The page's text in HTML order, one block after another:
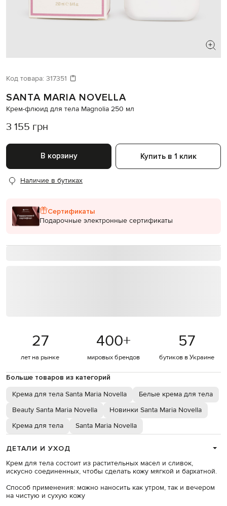
Код товара: 317351
SANTA MARIA NOVELLA
Крем-флюид для тела Magnolia 250 мл
3 155 грн
В корзину Купить в 1 клик
Наличие в бутиках
Сертификаты
Подарочные электронные сертификаты
27
лет на рынке
400+
мировых брендов
57
бутиков в Украине
Больше товаров из категорий
Крема для тела Santa Maria Novella
Белые крема для тела
Beauty Santa Maria Novella
Новинки Santa Maria Novella
Крема для тела
Santa Maria Novella
ДЕТАЛИ И УХОД
Крем для тела состоит из растительных масел и сливок,
искусно соединенных, чтобы сделать кожу мягкой и бархатной.
Способ применения: можно наносить как утром, так и вечером
на чистую и сухую кожу